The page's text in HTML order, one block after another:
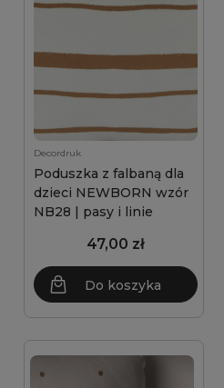
Decordruk
Poduszka z falbaną dla
dzieci NEWBORN wzór
NB28 | pasy i linie
47,00 zł
Do koszyka